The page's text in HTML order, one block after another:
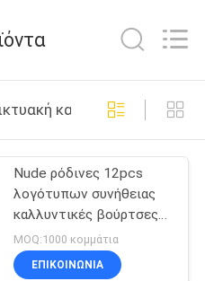
κατασκευή
Nude ρόδινες 12pcs
λογότυπων συνήθειας
καλλυντικές βούρτσες
Vonira καθορισμένες
MOQ:1000 κομμάτια
ΕΠΙΚΟΙΝΩΝΙΑ